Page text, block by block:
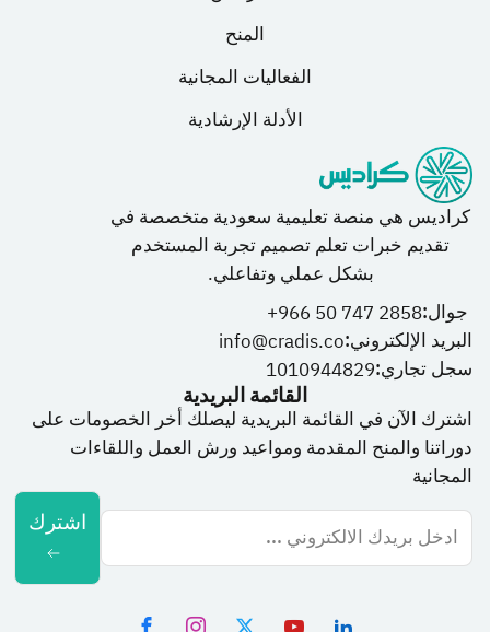
كراديس هي منصة تعليمية سعودية متخصصة في
تقديم خبرات تعلم تصميم تجربة المستخدم
بشكل عملي وتفاعلي.
جوال:966 50 747 2858+
البريد الإلكتروني:info@cradis.co
سجل تجاري:1010944829
المنح
الفعاليات المجانية
الأدلة الإرشادية
القائمة البريدية
اشترك الآن في القائمة البريدية ليصلك أخر الخصومات على
دوراتنا والمنح المقدمة ومواعيد ورش العمل واللقاءات
المجانية
اشترك